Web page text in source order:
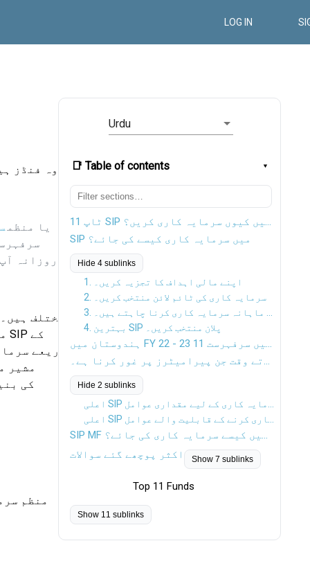
LOG IN
Urdu
📑 Table of contents
ٹاپ 11 SIP فنڈز میں کیوں سرمایہ کاری کریں؟
SIP میں سرمایہ کاری کیسے کی جائے؟
Hide 4 sublinks
1. اپنے مالی اہداف کا تجزیہ کریں۔
2. سرمایہ کاری کی ٹائم لائن منتخب کریں۔
3. اس رقم کا فیصلہ کریں جو آپ ماہانہ سرمایہ کاری کرنا چاہتے ہیں۔
4. بہترین SIP پلان منتخب کریں۔
ہندوستان میں FY 22 - 23 میں سرفہرست 11 SIP میوچل فنڈز
بہترین نظامی سرمایہ کاری کے منصوبوں میں سرمایہ کاری کرتے وقت جن پیرامیٹرز پر غور کرنا ہے۔
Hide 2 sublinks
اعلی SIP میں سرمایہ کاری کے لیے مقداری عوامل
اعلی SIP میں سرمایہ کاری کرنے کے قابلیت والے عوامل
SIP MF آن لائن میں کیسے سرمایہ کاری کی جائے؟
اکثر پوچھے گئے سوالات
Show 7 sublinks
Top 11 Funds
Show 11 sublinks
عام طور پر، SIP یا منظم
روزانہ
مختلف ہیں۔
ذریعے
مشیر
منظم